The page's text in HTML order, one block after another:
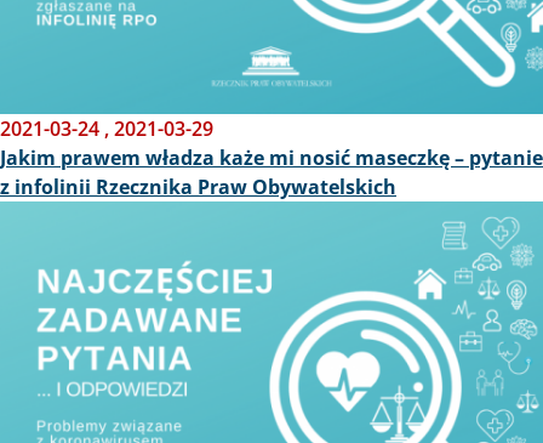
2021-03-24 ,2021-03-29
Jakim prawem władza każe mi nosić maseczkę – pytanie
z infolinii Rzecznika Praw Obywatelskich